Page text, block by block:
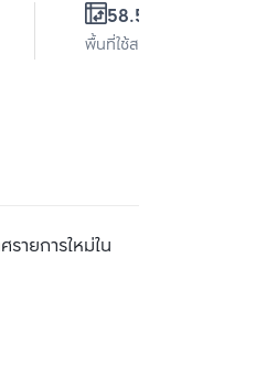
58.51 ตร.ม.
พื้นที่ใช้สอย
ายการใหม่ใน